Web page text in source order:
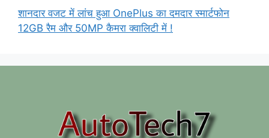
शानदार वजट में लांच हुआ OnePlus का दमदार स्मार्टफोन
12GB रैम और 50MP कैमरा क्वालिटी में !